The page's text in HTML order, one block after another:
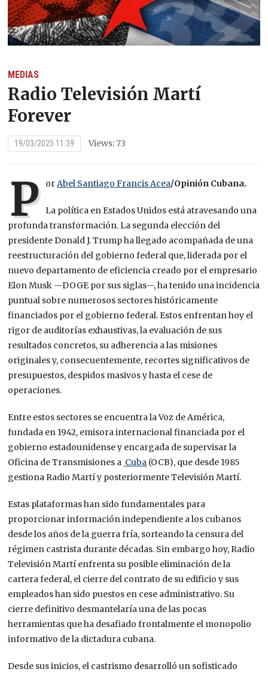
MEDIAS
Radio Televisión Martí
Forever
19/03/2025 11:39 Views: 73
P orAbel Santiago Francis Acea/Opinión Cubana.
La política en Estados Unidos está atravesando una
profunda transformación. La segunda elección del
presidente Donald J. Trump ha llegado acompañada de una
reestructuración del gobierno federal que, liderada por el
nuevo departamento de eficiencia creado por el empresario
Elon Musk —DOGE por sus siglas—, ha tenido una incidencia
puntual sobre numerosos sectores históricamente
financiados por el gobierno federal. Estos enfrentan hoy el
rigor de auditorías exhaustivas, la evaluación de sus
resultados concretos, su adherencia a las misiones
originales y, consecuentemente, recortes significativos de
presupuestos, despidos masivos y hasta el cese de
operaciones.
Entre estos sectores se encuentra la Voz de América,
fundada en 1942, emisora internacional financiada por el
gobierno estadounidense y encargada de supervisar la
Oficina de Transmisiones a Cuba (OCB), que desde 1985
gestiona Radio Martí y posteriormente Televisión Martí.
Estas plataformas han sido fundamentales para
proporcionar información independiente a los cubanos
desde los años de la guerra fría, sorteando la censura del
régimen castrista durante décadas. Sin embargo hoy, Radio
Televisión Martí enfrenta su posible eliminación de la
cartera federal, el cierre del contrato de su edificio y sus
empleados han sido puestos en cese administrativo. Su
cierre definitivo desmantelaría una de las pocas
herramientas que ha desafiado frontalmente el monopolio
informativo de la dictadura cubana.
Desde sus inicios, el castrismo desarrolló un sofisticado